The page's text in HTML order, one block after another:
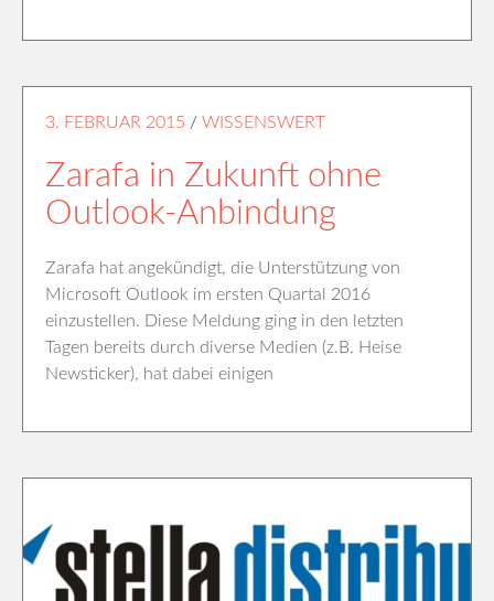
3. FEBRUAR 2015 / WISSENSWERT
Zarafa in Zukunft ohne
Outlook-Anbindung
Zarafa hat angekündigt, die Unterstützung von
Microsoft Outlook im ersten Quartal 2016
einzustellen. Diese Meldung ging in den letzten
Tagen bereits durch diverse Medien (z.B. Heise
Newsticker), hat dabei einigen